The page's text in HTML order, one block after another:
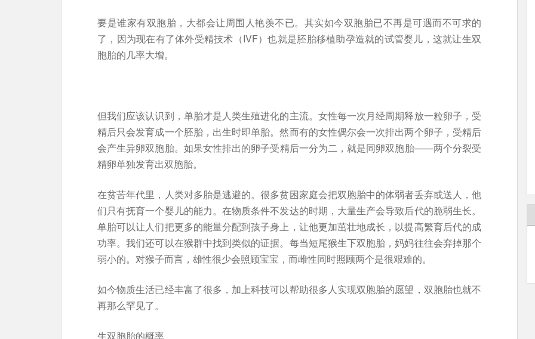
要是谁家有双胞胎，大都会让周围人艳羡不已。其实如今双胞胎已不再是可遇而不可求的
了，因为现在有了体外受精技术（IVF）也就是胚胎移植助孕造就的试管婴儿，这就让生双
胞胎的几率大增。
但我们应该认识到，单胎才是人类生殖进化的主流。女性每一次月经周期释放一粒卵子，受
精后只会发育成一个胚胎，出生时即单胎。然而有的女性偶尔会一次排出两个卵子，受精后
会产生异卵双胞胎。如果女性排出的卵子受精后一分为二，就是同卵双胞胎——两个分裂受
精卵单独发育出双胞胎。
在贫苦年代里，人类对多胎是逃避的。很多贫困家庭会把双胞胎中的体弱者丢弃或送人，他
们只有抚育一个婴儿的能力。在物质条件不发达的时期，大量生产会导致后代的脆弱生长。
单胎可以让人们把更多的能量分配到孩子身上，让他更加茁壮地成长，以提高繁育后代的成
功率。我们还可以在猴群中找到类似的证据。每当短尾猴生下双胞胎，妈妈往往会弃掉那个
弱小的。对猴子而言，雄性很少会照顾宝宝，而雌性同时照顾两个是很艰难的。
如今物质生活已经丰富了很多，加上科技可以帮助很多人实现双胞胎的愿望，双胞胎也就不
再那么罕见了。
生双胞胎的概率